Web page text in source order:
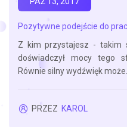
Pozytywne podejście do
Z kim przystajesz - takim
doświadczył mocy tego
Równie silny wydźwięk może.
PRZEZ KAROL